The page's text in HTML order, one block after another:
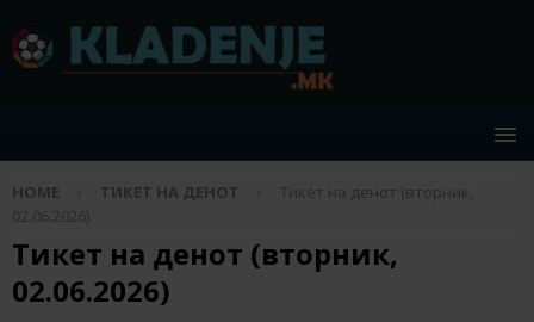
HOME ТИКЕТ НА ДЕНОТ
Тикет на денот (вторник,
02.06.2026)
Тикет на денот (вторник,
02.06.2026)